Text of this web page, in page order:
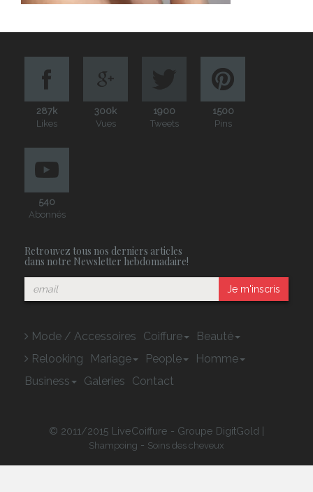
287k
Likes
300k
Vues
1900
Tweets
1500
Pins
540
Abonnés
Retrouvez tous nos derniers articles
dans notre Newsletter hebdomadaire!
Je m'inscris
Mode / Accessoires Coiffure
Beauté
Relooking
Mariage People
Homme
Business
Galeries Contact
© 2011/2015 LiveCoiffure - Groupe DigitGold |
Shampoing - Soins des cheveux